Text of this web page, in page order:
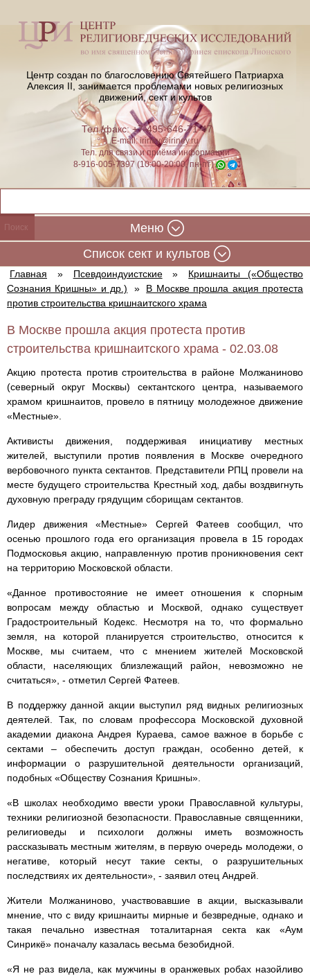
Центр создан по благословению Святейшего Патриарха
Алексия II, занимается проблемами новых религиозных
движений, сект и культов
Тел./факс: +7-495-646-71-47
E-mail:iriney@iriney.ru
Тел. для связи и приёма информации
8-916-005-7397 (10:00-20:00, пн-пт)
Меню
Cписок сект и культов
Главная » Псевдоиндуистские »
Кришнаиты («Общество
Сознания Кришны» и др.)
»
В Москве прошла акция протеста
против строительства кришнаитского храма
В Москве прошла акция протеста против
строительства кришнаитского храма - 02.03.08
Акцию протеста против строительства в районе Молжаниново
(северный округ Москвы) сектантского центра, называемого
храмом кришнаитов, провело в пятницу молодежное движение
«Местные».
Активисты движения, поддерживая инициативу местных
жителей, выступили против появления в Москве очередного
вербовочного пункта сектантов. Представители РПЦ провели на
месте будущего строительства Крестный ход, дабы воздвигнуть
духовную преграду грядущим сборищам сектантов.
Лидер движения «Местные» Сергей Фатеев сообщил, что
осенью прошлого года его организация провела в 15 городах
Подмосковья акцию, направленную против проникновения сект
на территорию Московской области.
«Данное противостояние не имеет отношения к спорным
вопросам между областью и Москвой, однако существует
Градостроительный Кодекс. Несмотря на то, что формально
земля, на которой планируется строительство, относится к
Москве, мы считаем, что с мнением жителей Московской
области, населяющих близлежащий район, невозможно не
считаться», - отметил Сергей Фатеев.
В поддержку данной акции выступил ряд видных религиозных
деятелей. Так, по словам профессора Московской духовной
академии диакона Андрея Кураева, самое важное в борьбе с
сектами – обеспечить доступ граждан, особенно детей, к
информации о разрушительной деятельности организаций,
подобных «Обществу Сознания Кришны».
«В школах необходимо ввести уроки Православной культуры,
техники религиозной безопасности. Православные священники,
религиоведы и психологи должны иметь возможность
рассказывать местным жителям, в первую очередь молодежи, о
негативе, который несут такие секты, о разрушительных
последствиях их деятельности», - заявил отец Андрей.
Жители Молжаниново, участвовавшие в акции, высказывали
мнение, что с виду кришнаиты мирные и безвредные, однако и
такая печально известная тоталитарная секта как «Аум
Синрикё» поначалу казалась весьма безобидной.
«Я не раз видела, как мужчины в оранжевых робах назойливо